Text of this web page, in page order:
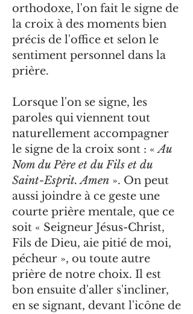
orthodoxe, l'on fait le signe de
la croix à des moments bien
précis de l'office et selon le
sentiment personnel dans la
prière.
Lorsque l'on se signe, les
paroles qui viennent tout
naturellement accompagner
le signe de la croix sont : «Au
Nom du Père et du Fils et du
Saint-Esprit. Amen ». On peut
aussi joindre à ce geste une
courte prière mentale, que ce
soit « Seigneur Jésus-Christ,
Fils de Dieu, aie pitié de moi,
pécheur », ou toute autre
prière de notre choix. Il est
bon ensuite d'aller s'incliner,
en se signant, devant l'icône de